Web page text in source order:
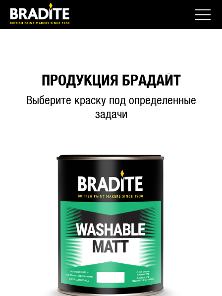
ПРОДУКЦИЯ БРАДАЙТ
Выберите краску под определенные
задачи